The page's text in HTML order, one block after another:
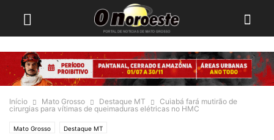
Início Mato Grosso Destaque MT
Cuiabá fará mutirão de
cirurgias para vítimas de queimaduras elétricas no HMC
Mato Grosso Destaque MT